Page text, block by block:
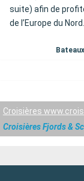
suite) afin de
de l’Europe du Nord.
Croisières
Croisières Fjords &